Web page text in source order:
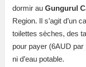
dormir au Gungurul
Region. Il s’agit d’un
toilettes sèches, des
pour payer (6AUD par
ni d’eau potable.